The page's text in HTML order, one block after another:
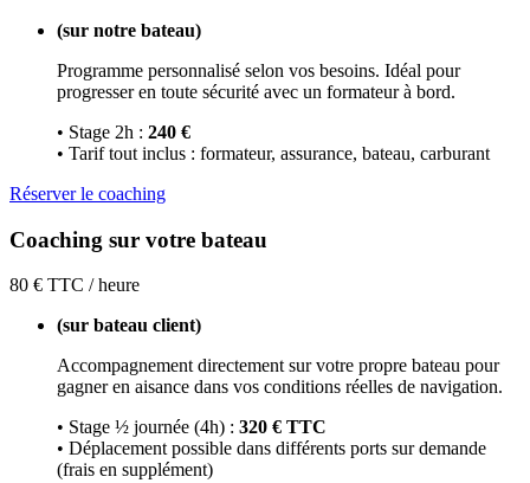
(sur notre bateau)
Programme personnalisé selon vos besoins. Idéal pour
progresser en toute sécurité avec un formateur à bord.
• Stage 2h : 240 €
• Tarif tout inclus : formateur, assurance, bateau, carburant
Réserver le coaching
Coaching sur votre bateau
80 € TTC / heure
(sur bateau client)
Accompagnement directement sur votre propre bateau pour
gagner en aisance dans vos conditions réelles de navigation.
• Stage ½ journée (4h) : 320 € TTC
• Déplacement possible dans différents ports sur demande
(frais en supplément)